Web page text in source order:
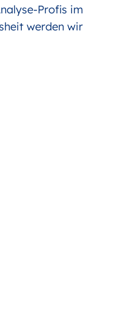
Profis im
werden wir